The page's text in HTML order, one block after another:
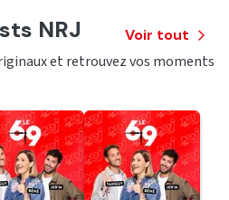
NRJ Voir tout
et retrouvez vos moments